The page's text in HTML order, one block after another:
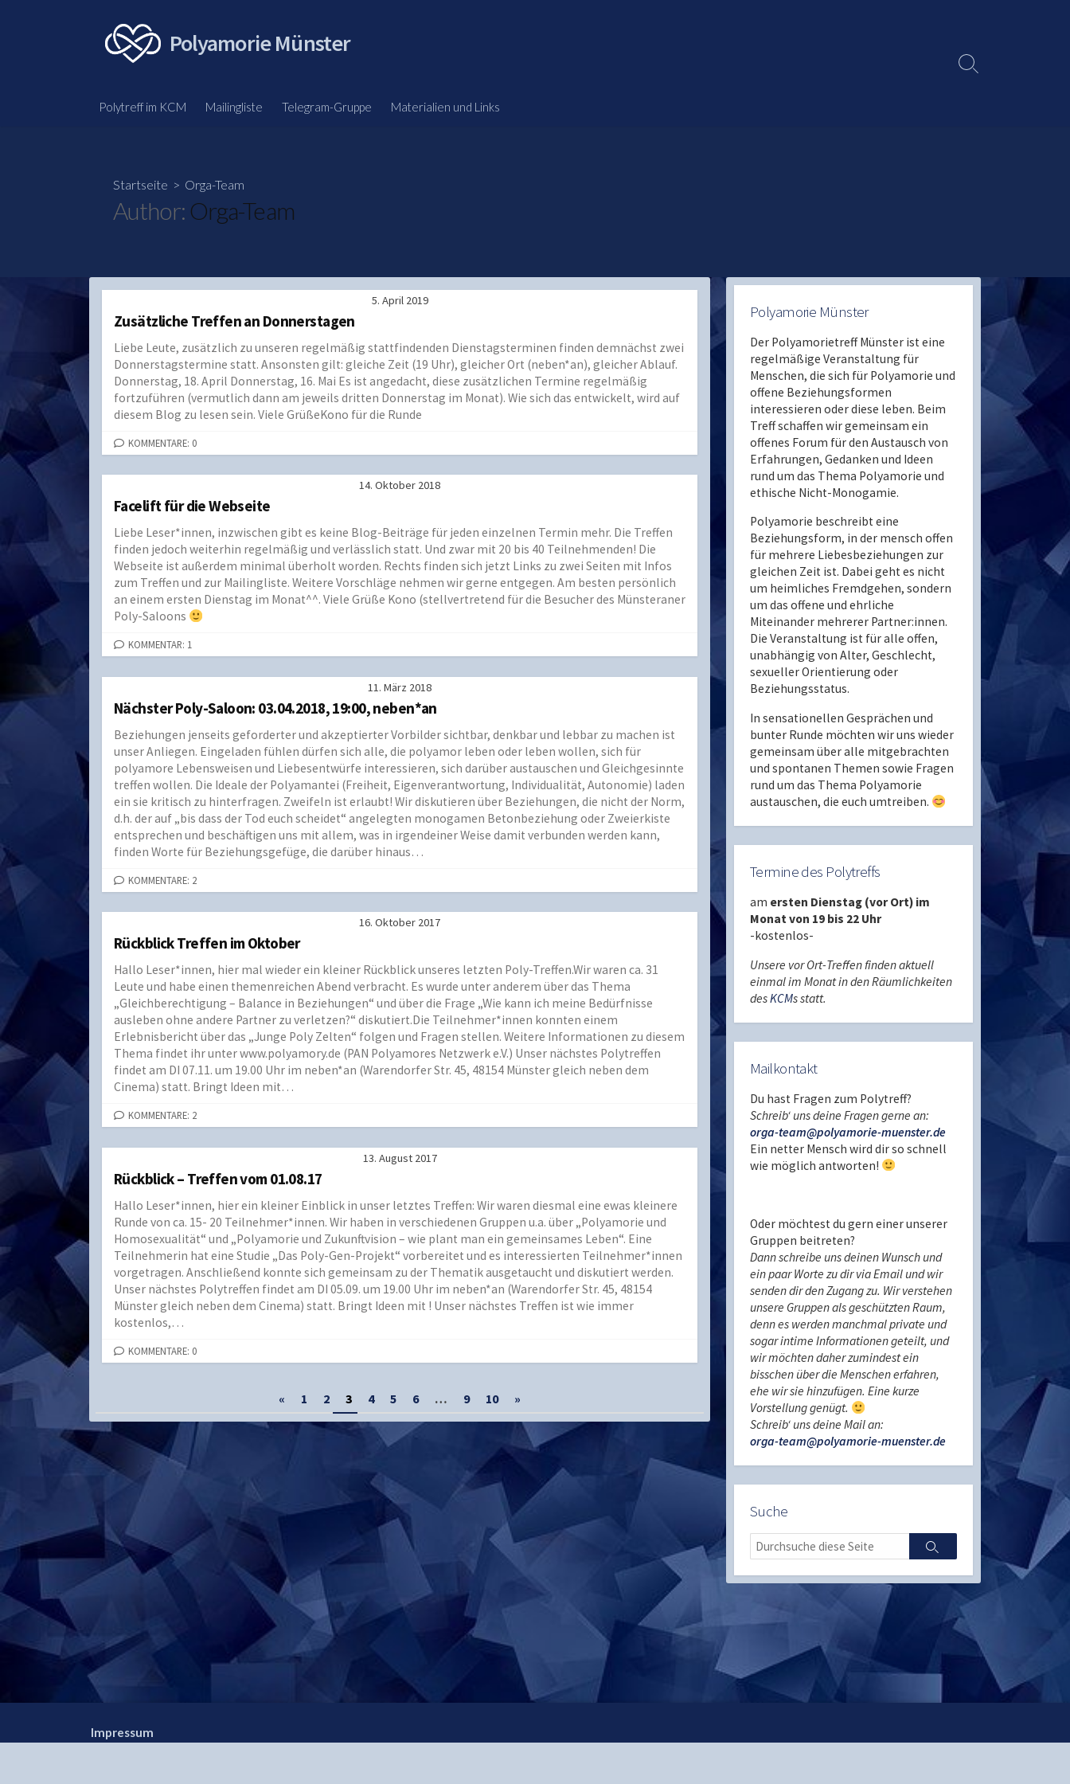
Polyamorie Münster
Polytreff im KCM Mailingliste Telegram-Gruppe Materialien und Links
Search
Startseite > Orga-Team
Author: Orga-Team
5. April 2019
Zusätzliche Treffen an Donnerstagen
Liebe Leute, zusätzlich zu unseren regelmäßig stattfindenden Dienstagsterminen finden demnächst zwei
Donnerstagstermine statt. Ansonsten gilt: gleiche Zeit (19 Uhr), gleicher Ort (neben*an), gleicher Ablauf.
Donnerstag, 18. April Donnerstag, 16. Mai Es ist angedacht, diese zusätzlichen Termine regelmäßig
fortzuführen (vermutlich dann am jeweils dritten Donnerstag im Monat). Wie sich das entwickelt, wird auf
diesem Blog zu lesen sein. Viele GrüßeKono für die Runde
KOMMENTARE: 0
14. Oktober 2018
Facelift für die Webseite
Liebe Leser*innen, inzwischen gibt es keine Blog-Beiträge für jeden einzelnen Termin mehr. Die Treffen
finden jedoch weiterhin regelmäßig und verlässlich statt. Und zwar mit 20 bis 40 Teilnehmenden! Die
Webseite ist außerdem minimal überholt worden. Rechts finden sich jetzt Links zu zwei Seiten mit Infos
zum Treffen und zur Mailingliste. Weitere Vorschläge nehmen wir gerne entgegen. Am besten persönlich
an einem ersten Dienstag im Monat^^. Viele Grüße Kono (stellvertretend für die Besucher des Münsteraner
Poly-Saloons
KOMMENTAR: 1
11. März 2018
Nächster Poly-Saloon: 03.04.2018, 19:00, neben*an
Beziehungen jenseits geforderter und akzeptierter Vorbilder sichtbar, denkbar und lebbar zu machen ist
unser Anliegen. Eingeladen fühlen dürfen sich alle, die polyamor leben oder leben wollen, sich für
polyamore Lebensweisen und Liebesentwürfe interessieren, sich darüber austauschen und Gleichgesinnte
treffen wollen. Die Ideale der Polyamantei (Freiheit, Eigenverantwortung, Individualität, Autonomie) laden
ein sie kritisch zu hinterfragen. Zweifeln ist erlaubt! Wir diskutieren über Beziehungen, die nicht der Norm,
d.h. der auf „bis dass der Tod euch scheidet“ angelegten monogamen Betonbeziehung oder Zweierkiste
entsprechen und beschäftigen uns mit allem, was in irgendeiner Weise damit verbunden werden kann,
finden Worte für Beziehungsgefüge, die darüber hinaus…
KOMMENTARE: 2
16. Oktober 2017
Rückblick Treffen im Oktober
Hallo Leser*innen, hier mal wieder ein kleiner Rückblick unseres letzten Poly-Treffen.Wir waren ca. 31
Leute und habe einen themenreichen Abend verbracht. Es wurde unter anderem über das Thema
„Gleichberechtigung – Balance in Beziehungen“ und über die Frage „Wie kann ich meine Bedürfnisse
ausleben ohne andere Partner zu verletzen?“ diskutiert.Die Teilnehmer*innen konnten einem
Erlebnisbericht über das „Junge Poly Zelten“ folgen und Fragen stellen. Weitere Informationen zu diesem
Thema findet ihr unter www.polyamory.de (PAN Polyamores Netzwerk e.V.) Unser nächstes Polytreffen
findet am DI 07.11. um 19.00 Uhr im neben*an (Warendorfer Str. 45, 48154 Münster gleich neben dem
Cinema) statt. Bringt Ideen mit…
KOMMENTARE: 2
13. August 2017
Rückblick – Treffen vom 01.08.17
Hallo Leser*innen, hier ein kleiner Einblick in unser letztes Treffen: Wir waren diesmal eine ewas kleinere
Runde von ca. 15- 20 Teilnehmer*innen. Wir haben in verschiedenen Gruppen u.a. über „Polyamorie und
Homosexualität“ und „Polyamorie und Zukunftvision – wie plant man ein gemeinsames Leben“. Eine
Teilnehmerin hat eine Studie „Das Poly-Gen-Projekt“ vorbereitet und es interessierten Teilnehmer*innen
vorgetragen. Anschließend konnte sich gemeinsam zu der Thematik ausgetaucht und diskutiert werden.
Unser nächstes Polytreffen findet am DI 05.09. um 19.00 Uhr im neben*an (Warendorfer Str. 45, 48154
Münster gleich neben dem Cinema) statt. Bringt Ideen mit ! Unser nächstes Treffen ist wie immer
kostenlos,…
KOMMENTARE: 0
der
Beiträge
« 1 2 3 4 5 6 … 9 10 »
Polyamorie Münster
Der Polyamorietreff Münster ist eine
regelmäßige Veranstaltung für
Menschen, die sich für Polyamorie und
offene Beziehungsformen
interessieren oder diese leben. Beim
Treff schaffen wir gemeinsam ein
offenes Forum für den Austausch von
Erfahrungen, Gedanken und Ideen
rund um das Thema Polyamorie und
ethische Nicht-Monogamie.
Polyamorie beschreibt eine
Beziehungsform, in der mensch offen
für mehrere Liebesbeziehungen zur
gleichen Zeit ist. Dabei geht es nicht
um heimliches Fremdgehen, sondern
um das offene und ehrliche
Miteinander mehrerer Partner:innen.
Die Veranstaltung ist für alle offen,
unabhängig von Alter, Geschlecht,
sexueller Orientierung oder
Beziehungsstatus.
In sensationellen Gesprächen und
bunter Runde möchten wir uns wieder
gemeinsam über alle mitgebrachten
und spontanen Themen sowie Fragen
rund um das Thema Polyamorie
austauschen, die euch umtreiben.
Termine des Polytreffs
am ersten Dienstag (vor Ort) im
Monat von 19 bis 22 Uhr
-kostenlos-
Unsere vor Ort-Treffen finden aktuell
einmal im Monat in den Räumlichkeiten
desKCMs statt.
Mailkontakt
Du hast Fragen zum Polytreff?
Schreib‘ uns deine Fragen gerne an:
orga-team@polyamorie-muenster.de
Ein netter Mensch wird dir so schnell
wie möglich antworten!
Oder möchtest du gern einer unserer
Gruppen beitreten?
Dann schreibe uns deinen Wunsch und
ein paar Worte zu dir via Email und wir
senden dir den Zugang zu. Wir verstehen
unsere Gruppen als geschützten Raum,
denn es werden manchmal private und
sogar intime Informationen geteilt, und
wir möchten daher zumindest ein
bisschen über die Menschen erfahren,
ehe wir sie hinzufügen. Eine kurze
Vorstellung genügt.
Schreib‘ uns deine Mail an:
orga-team@polyamorie-muenster.de
Suche
Search
Search
Impressum